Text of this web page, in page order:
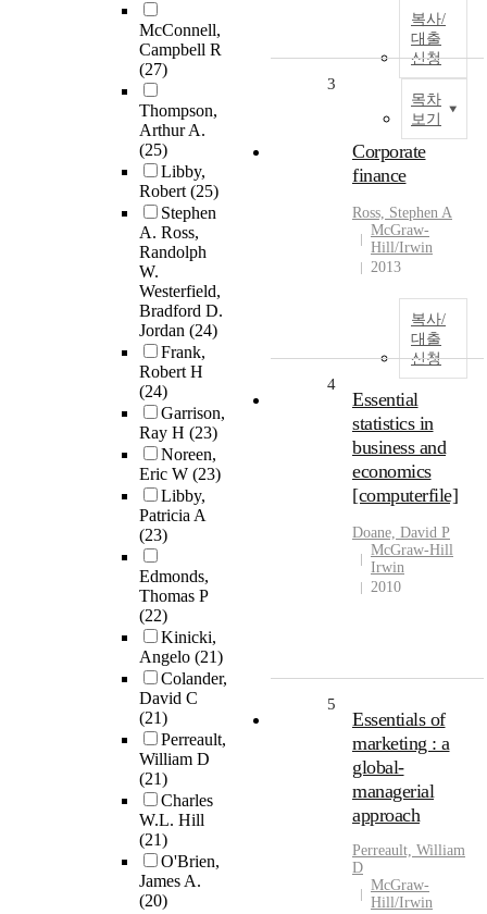
McConnell,
Campbell R
(27)
Thompson,
Arthur A.
(25)
Libby,
Robert(25)
Stephen
A. Ross,
Randolph
W.
Westerfield,
Bradford D.
Jordan (24)
Frank,
Robert H
(24)
Garrison,
Ray H (23)
Noreen,
Eric W (23)
Libby,
Patricia A
(23)
Edmonds,
Thomas P
(22)
Kinicki,
Angelo (21)
Colander,
David C
(21)
Perreault,
William D
(21)
Charles
W.L. Hill
(21)
O'Brien,
James A.
(20)
복사/
대출
신청
목차
보기
3
Corporate
finance
Ross, Stephen A
McGraw-
Hill/Irwin
2013
복사/
대출
신청
4
Essential
statistics in
business and
economics
[computerfile]
Doane, David P
McGraw-Hill
Irwin
2010
5
Essentials of
marketing : a
global-
managerial
approach
Perreault, William
D
McGraw-
Hill/Irwin